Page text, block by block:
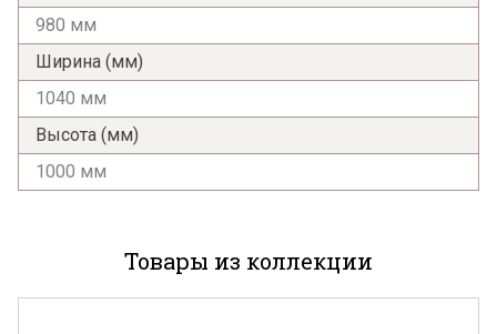
980 мм
Ширина (мм)
1040 мм
Высота (мм)
1000 мм
Товары из коллекции